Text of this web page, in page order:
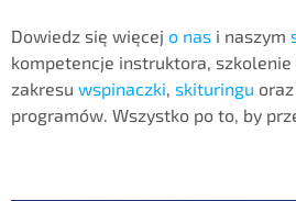
Dowiedz się więcej o nas i naszym
kompetencje instruktora,
zakresu wspinaczki, skituringu oraz
programów. Wszystko po to, by